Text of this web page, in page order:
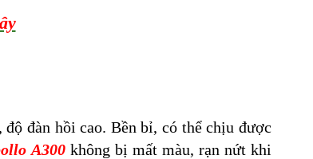
đàn hồi cao. Bền bỉ, có thể chịu được
A300không bị mất màu, rạn nứt khi